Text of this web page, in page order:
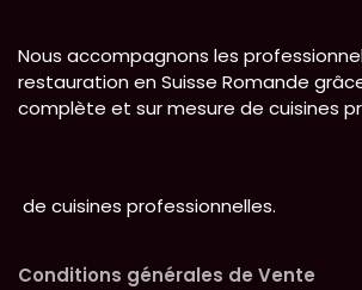
Nous accompagnons les
restauration en Suisse Romande
complète et sur mesure de cuisines
de cuisines professionnelles.
Conditions générales de Vente